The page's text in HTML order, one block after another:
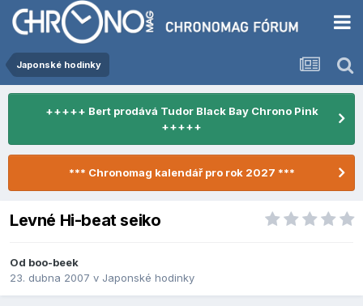
Japonské hodinky
+++++ Bert prodává Tudor Black Bay Chrono Pink
+++++
*** Chronomag kalendář pro rok 2027 ***
Levné Hi-beat seiko
Od boo-beek
23. dubna 2007 v Japonské hodinky